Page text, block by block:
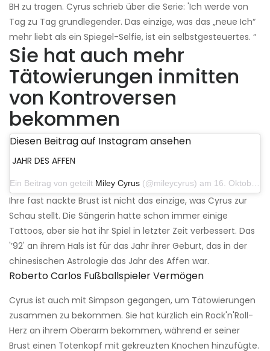
BH zu tragen. Cyrus schrieb über die Serie: 'Ich werde von
Tag zu Tag grundlegender. Das einzige, was das „neue Ich“
mehr liebt als ein Spiegel-Selfie, ist ein selbstgesteuertes. “
Sie hat auch mehr
Tätowierungen inmitten
von Kontroversen
bekommen
Diesen Beitrag auf Instagram ansehen
JAHR DES AFFEN
Ein Beitrag von geteilt Miley Cyrus (@mileycyrus) am 16. Oktober 2019 um 19:04 Uhr PDT
Ihre fast nackte Brust ist nicht das einzige, was Cyrus zur
Schau stellt. Die Sängerin hatte schon immer einige
Tattoos, aber sie hat ihr Spiel in letzter Zeit verbessert. Das
'’92' an ihrem Hals ist für das Jahr ihrer Geburt, das in der
chinesischen Astrologie das Jahr des Affen war.
Roberto Carlos Fußballspieler Vermögen
Cyrus ist auch mit Simpson gegangen, um Tätowierungen
zusammen zu bekommen. Sie hat kürzlich ein Rock'n'Roll-
Herz an ihrem Oberarm bekommen, während er seiner
Brust einen Totenkopf mit gekreuzten Knochen hinzufügte.